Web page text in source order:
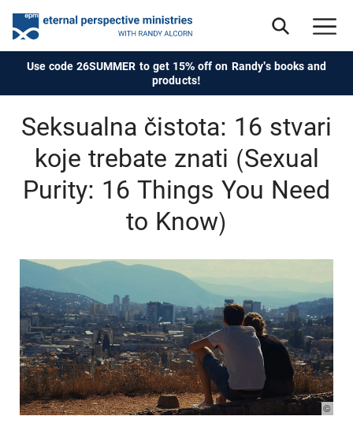
Use code 26SUMMER to get 15% off on Randy's books and
products!
Seksualna čistota: 16 stvari
koje trebate znati (Sexual
Purity: 16 Things You Need
to Know)
©